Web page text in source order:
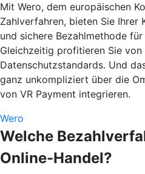
Mit Wero, dem europäischen
Zahlverfahren, bieten Sie Ihrer
und sichere Bezahlmethode
Gleichzeitig profitieren Sie von
Datenschutzstandards. Und
ganz unkompliziert über die
von VR Payment integrieren.
Wero
Welche
Online-Handel?